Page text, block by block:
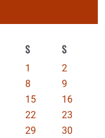
S S
1
2
8
9
15
16
22
23
29
30